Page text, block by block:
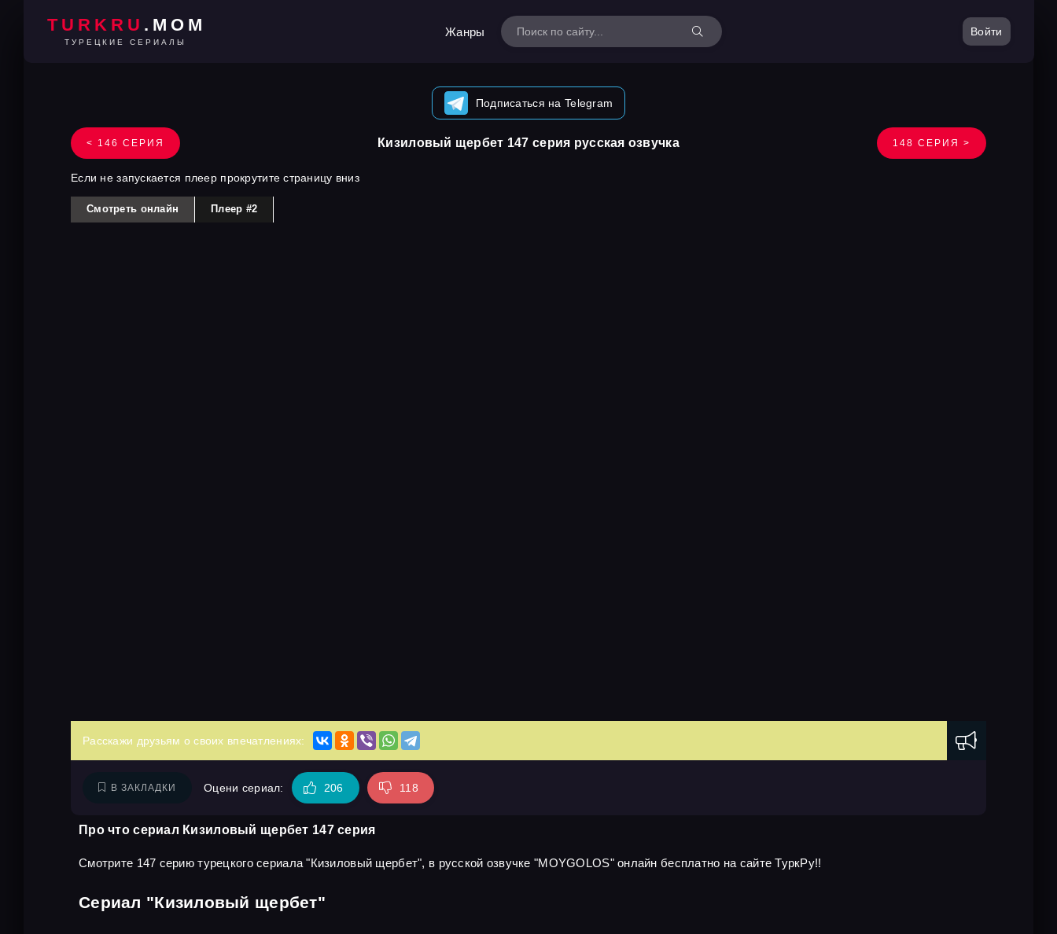
TURKRU .MOM
ТУРЕЦКИЕ СЕРИАЛЫ
Жанры Войти
Подписаться на Telegram
< 146 СЕРИЯ Кизиловый щербет 147 серия русская озвучка 148 СЕРИЯ >
Если не запускается плеер прокрутите страницу вниз
Смотреть онлайн Плеер #2
Расскажи друзьям о своих впечатлениях:
В ЗАКЛАДКИ Оцени сериал: 206 118
Про что сериал Кизиловый щербет 147 серия
Смотрите 147 серию турецкого сериала "Кизиловый щербет", в русской озвучке "MOYGOLOS" онлайн бесплатно на сайте ТуркРу!!
Сериал "Кизиловый щербет"